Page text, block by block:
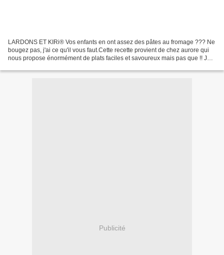
LARDONS ET KIRi® Vos enfants en ont assez des pâtes au fromage ??? Ne
bougez pas, j'ai ce qu'il vous faut.Cette recette provient de chez aurore qui
nous propose énormément de plats faciles et savoureux mais pas que !! Je
Publicité